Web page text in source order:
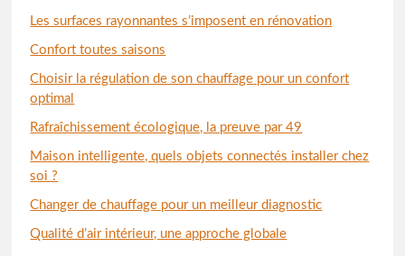
Les surfaces rayonnantes s’imposent en rénovation
Confort toutes saisons
Choisir la régulation de son chauffage pour un confort
optimal
Rafraîchissement écologique, la preuve par 49
Maison intelligente, quels objets connectés installer chez
soi ?
Changer de chauffage pour un meilleur diagnostic
Qualité d’air intérieur, une approche globale